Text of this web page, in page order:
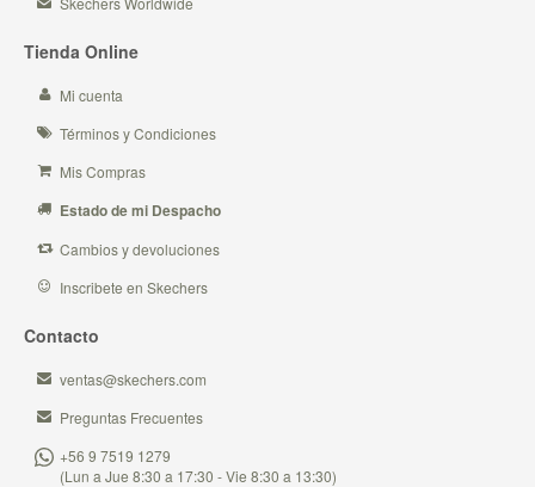
Tienda Online
Mi cuenta
Términos y Condiciones
Mis Compras
Estado de mi Despacho
Cambios y devoluciones
Inscribete en Skechers
Contacto
ventas@skechers.com
Preguntas Frecuentes
+56 9 7519 1279
(Lun a Jue 8:30 a 17:30 - Vie 8:30 a 13:30)